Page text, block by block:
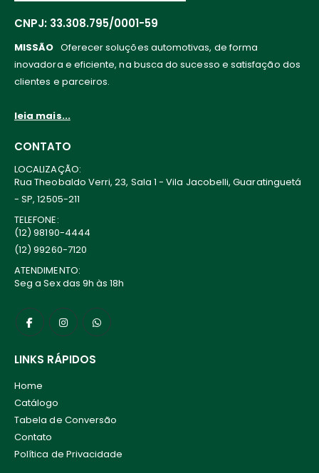
CNPJ: 33.308.795/0001-59
MISSÃO Oferecer soluções automotivas, de forma
inovadora e eficiente, na busca do sucesso e satisfação dos
clientes e parceiros.
leia mais...
CONTATO
LOCALIZAÇÃO:
Rua Theobaldo Verri, 23, Sala 1 - Vila Jacobelli, Guaratinguetá
- SP, 12505-211
TELEFONE:
(12) 98190-4444
(12) 99260-7120
ATENDIMENTO:
Seg a Sex das 9h às 18h
LINKS RÁPIDOS
Home
Catálogo
Tabela de Conversão
Contato
Política de Privacidade